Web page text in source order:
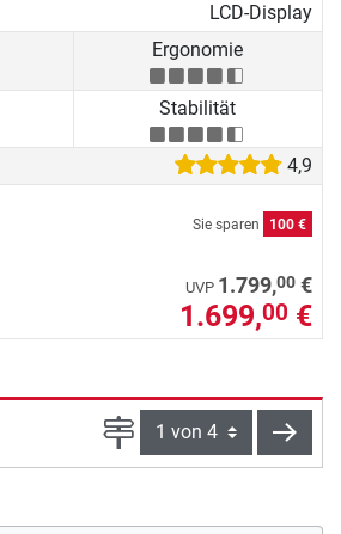
LCD-Display
Ergonomie
Stabilität
4,9
Sie sparen 100 €
UVP 1.799,00 €
1.699,00 €
Seite